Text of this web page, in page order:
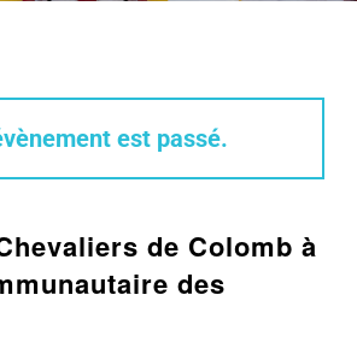
est passé.
de Colomb à
des